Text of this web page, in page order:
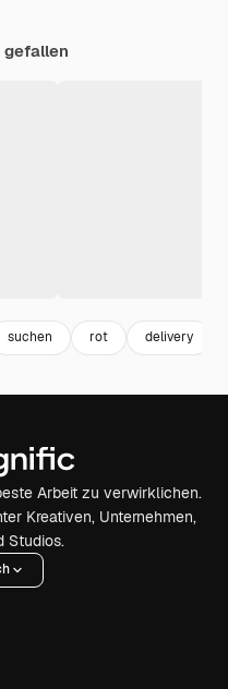
gefallen
suchen rot delivery
Arbeit zu verwirklichen.
Kreativen, Unternehmen,
Studios.